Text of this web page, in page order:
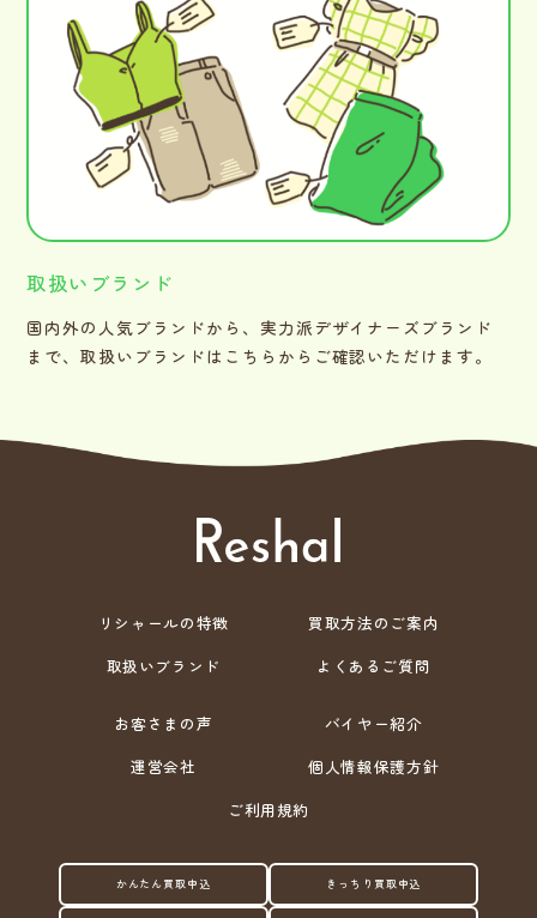
取扱いブランド
国内外の人気ブランドから、実力派デザイナーズブランド
まで、取扱いブランドはこちらからご確認いただけます。
リシャールの特徴
買取方法のご案内
取扱いブランド
よくあるご質問
お客さまの声
バイヤー紹介
運営会社
個人情報保護方針
ご利用規約
かんたん買取申込 きっちり買取申込